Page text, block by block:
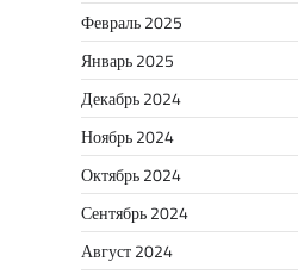
Февраль 2025
Январь 2025
Декабрь 2024
Ноябрь 2024
Октябрь 2024
Сентябрь 2024
Август 2024